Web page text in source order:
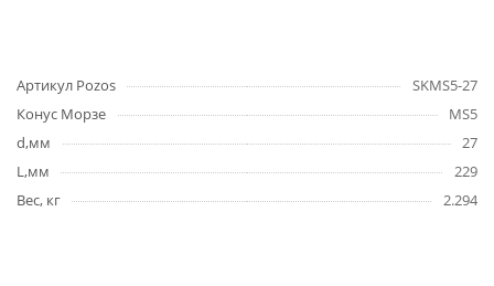
Артикул Pozos
SKMS5-27
Конус Морзе
MS5
d,мм
27
L,мм
229
Вес, кг
2.294